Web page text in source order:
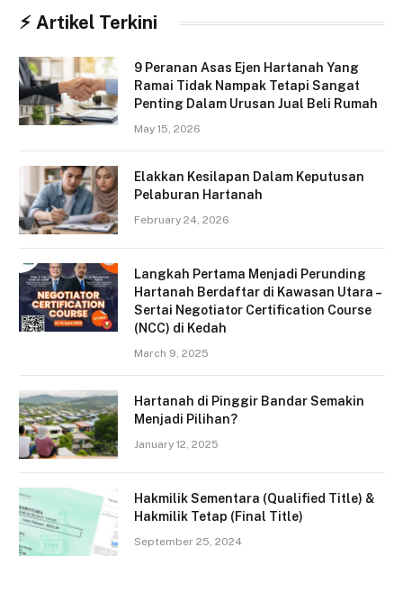
⚡︎ Artikel Terkini
9 Peranan Asas Ejen Hartanah Yang
Ramai Tidak Nampak Tetapi Sangat
Penting Dalam Urusan Jual Beli Rumah
May 15, 2026
Elakkan Kesilapan Dalam Keputusan
Pelaburan Hartanah
February 24, 2026
Langkah Pertama Menjadi Perunding
Hartanah Berdaftar di Kawasan Utara –
Sertai Negotiator Certification Course
(NCC) di Kedah
March 9, 2025
Hartanah di Pinggir Bandar Semakin
Menjadi Pilihan?
January 12, 2025
Hakmilik Sementara (Qualified Title) &
Hakmilik Tetap (Final Title)
September 25, 2024